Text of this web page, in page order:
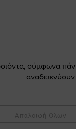
σύμφωνα
Απαλοιφή Όλων